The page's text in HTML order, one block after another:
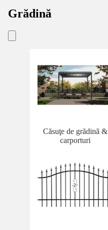
Grădină
Căsuţe de grădină &
carporturi